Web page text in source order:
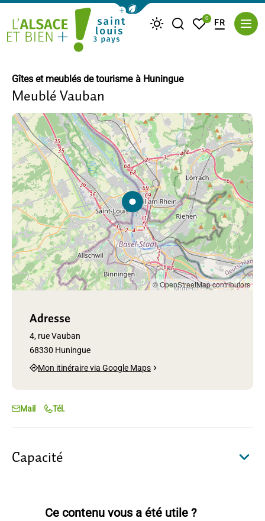
Afficher la barre de navigation du
MétéoJe recherche
Mes favoris
0 FR
Gîtes et meublés de tourisme à Huningue
Meublé Vauban
Capacité
© OpenStreetMap contributors
Adresse
4, rue Vauban
68330 Huningue
Mon itinéraire via Google Maps
Mail Tél.
Ce contenu vous a été utile ?